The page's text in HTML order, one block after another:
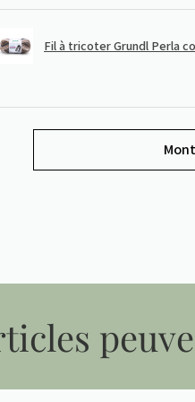
Fil à tricoter Grundl Perla